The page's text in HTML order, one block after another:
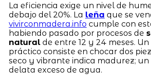
La eficiencia exige un nivel de
debajo del 20%. La leña que se
vivirconmadera.info cumple con
habiendo pasado por procesos de
naturalde entre 12 y 24 meses.
práctico consiste en chocar dos
seco y vibrante indica madurez; un
delata exceso de agua.